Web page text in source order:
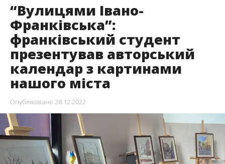
“Вулицями Івано-
Франківська”:
франківський студент
презентував авторський
календар з картинами
нашого міста
Опубліковано 28.12.2022